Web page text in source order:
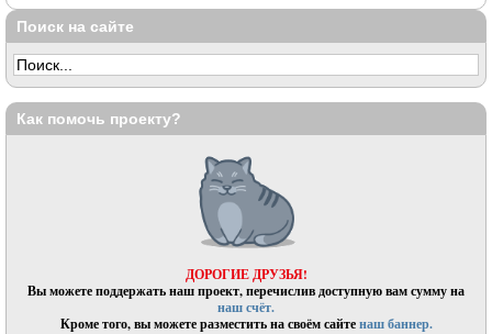
Поиск на сайте
Как помочь проекту?
ДОРОГИЕ ДРУЗЬЯ!
Вы можете поддержать наш проект, перечислив доступную вам сумму на
наш счёт.
Кроме того, вы можете разместить на своём сайтенаш баннер.